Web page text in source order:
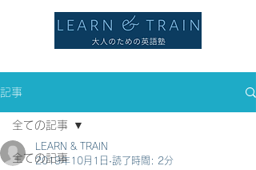
記事
全ての記事
全ての記事
LEARN & TRAIN
2019年10月1日 読了時間: 2分